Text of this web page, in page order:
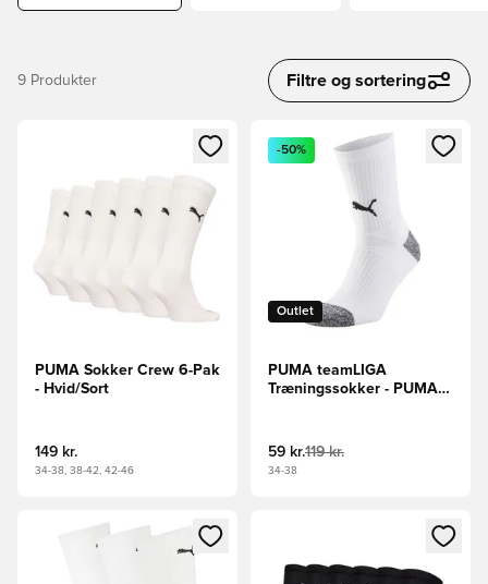
9 Produkter Filtre og sortering
Åbner en Modal til at logge ind eller tilmelde dig som
PUMA Sokker Crew 6-Pak
- Hvid/Sort
149 kr.
34-38, 38-42, 42-46
Åbner en Modal til at logge
Outlet
-50%
PUMA teamLIGA
Træningssokker - PUMA
59 kr.119 kr.
34-38
Åbner en Modal til at logge ind eller tilmelde dig som
Åbner en Modal til at logge